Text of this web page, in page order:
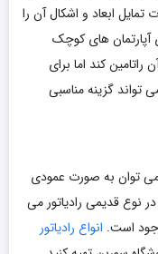
ابعاد و اشکال آن را
آپارتمان های کوچک
کند اما برای
تواند گزینه مناسبی
می توان به صورت عمودی
نوع قدیمی رادیاتور می
است. انواع رادیاتور